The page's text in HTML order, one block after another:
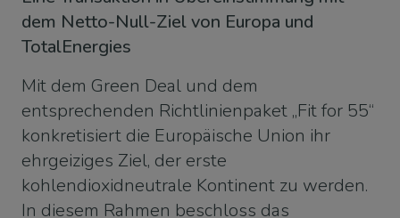
dem Netto-Null-Ziel von Europa und
TotalEnergies
Mit dem Green Deal und dem
entsprechenden Richtlinienpaket „Fit for 55“
konkretisiert die Europäische Union ihr
ehrgeiziges Ziel, der erste
kohlendioxidneutrale Kontinent zu werden.
In diesem Rahmen beschloss das